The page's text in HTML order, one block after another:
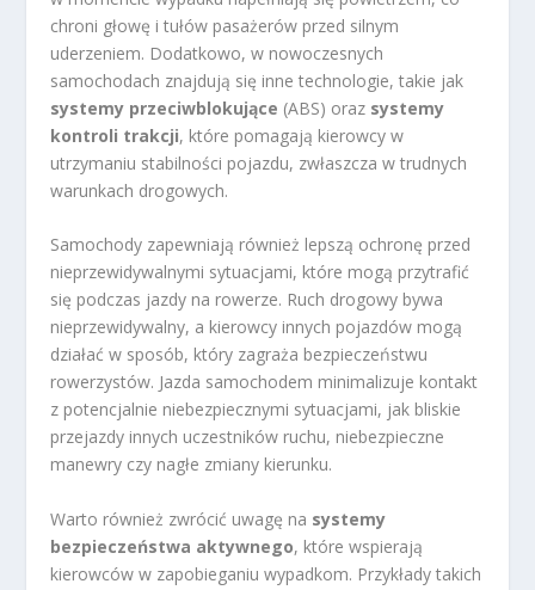
chroni głowę i tułów pasażerów przed silnym
uderzeniem. Dodatkowo, w nowoczesnych
samochodach znajdują się inne technologie, takie jak
systemy przeciwblokujące (ABS) oraz systemy
kontroli trakcji, które pomagają kierowcy w
utrzymaniu stabilności pojazdu, zwłaszcza w trudnych
warunkach drogowych.
Samochody zapewniają również lepszą ochronę przed
nieprzewidywalnymi sytuacjami, które mogą przytrafić
się podczas jazdy na rowerze. Ruch drogowy bywa
nieprzewidywalny, a kierowcy innych pojazdów mogą
działać w sposób, który zagraża bezpieczeństwu
rowerzystów. Jazda samochodem minimalizuje kontakt
z potencjalnie niebezpiecznymi sytuacjami, jak bliskie
przejazdy innych uczestników ruchu, niebezpieczne
manewry czy nagłe zmiany kierunku.
Warto również zwrócić uwagę na systemy
bezpieczeństwa aktywnego, które wspierają
kierowców w zapobieganiu wypadkom. Przykłady takich